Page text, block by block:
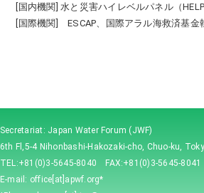
[国内機関] 水と災害ハイレベルパネル（
[国際機関] ESCAP、国際アラル海救済基金
Secretariat: Japan Water Forum (JWF)
6th Fl,5-4 Nihonbashi-Hakozaki-cho, Chuo-ku,
TEL:+81(0)3-5645-8040 FAX:+81(0)3-5645-8041
E-mail: office[at]apwf.org*